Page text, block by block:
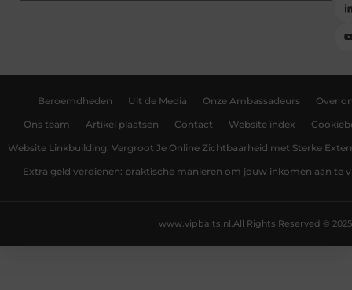
Beroemdheden Uit de Media Onze Ambassadeurs Over
Ons team Artikel plaatsen Contact Website index
Website Linkbuilding: Vergroot Je Online Zichtbaarheid met Sterke
Extra geld verdienen: praktische manieren om jouw inkomen aan te
All Rights Reserved © 2025
www.vipbaits.nl.